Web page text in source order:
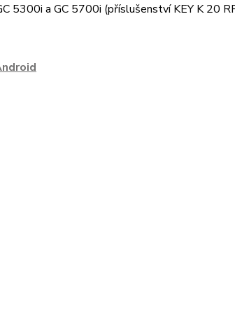
5300i a GC 5700i (příslušenství KEY K 20